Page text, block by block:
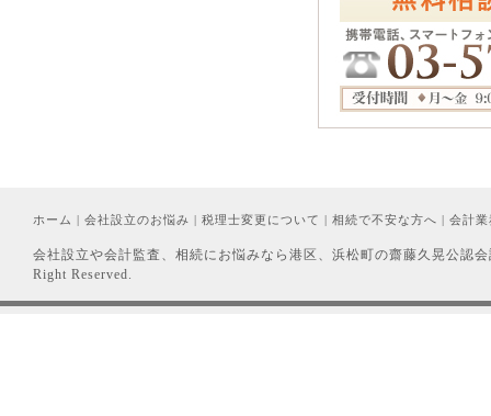
ホーム | 会社設立のお悩み | 税理士変更について | 相続で不安な方へ | 会計業
会社設立や会計監査、相続にお悩みなら港区、浜松町の齋藤久晃公認
Right Reserved.